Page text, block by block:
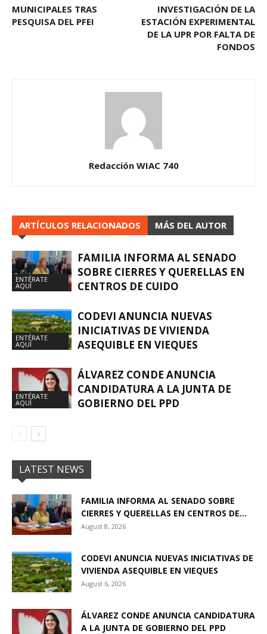
MUNICIPALES TRAS
PESQUISA DEL PFEI
INVESTIGACIÓN DE LA
ESTACIÓN EXPERIMENTAL
DE LA UPR POR FALTA DE
FONDOS
Redacción WIAC 740
ARTÍCULOS RELACIONADOS MÁS DEL AUTOR
ENTÉRATE
AQUÍ
FAMILIA INFORMA AL SENADO
SOBRE CIERRES Y QUERELLAS EN
CENTROS DE CUIDO
ENTÉRATE
AQUÍ
CODEVI ANUNCIA NUEVAS
INICIATIVAS DE VIVIENDA
ASEQUIBLE EN VIEQUES
ENTÉRATE
AQUÍ
ÁLVAREZ CONDE ANUNCIA
CANDIDATURA A LA JUNTA DE
GOBIERNO DEL PPD
LATEST NEWS
FAMILIA INFORMA AL SENADO SOBRE
CIERRES Y QUERELLAS EN CENTROS DE...
August 8, 2026
CODEVI ANUNCIA NUEVAS INICIATIVAS DE
VIVIENDA ASEQUIBLE EN VIEQUES
August 6, 2026
ÁLVAREZ CONDE ANUNCIA CANDIDATURA
A LA JUNTA DE GOBIERNO DEL PPD